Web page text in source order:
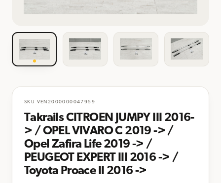
SKU VEN2000000047959
Takrails CITROEN JUMPY III 2016-
> / OPEL VIVARO C 2019 -> /
Opel Zafira Life 2019 -> /
PEUGEOT EXPERT III 2016 -> /
Toyota Proace II 2016 ->